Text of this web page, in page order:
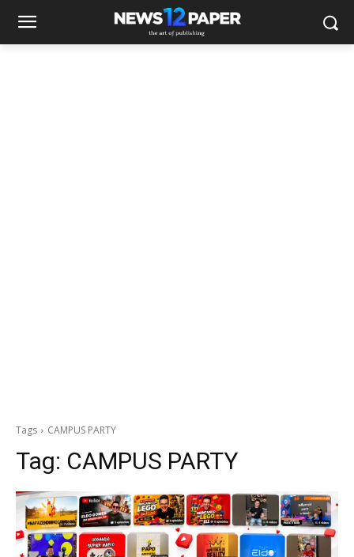
Tags CAMPUS PARTY
Tag: CAMPUS PARTY